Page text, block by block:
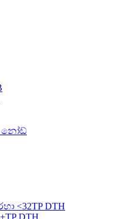
නෝඩ්
<32TP DTH
DTH